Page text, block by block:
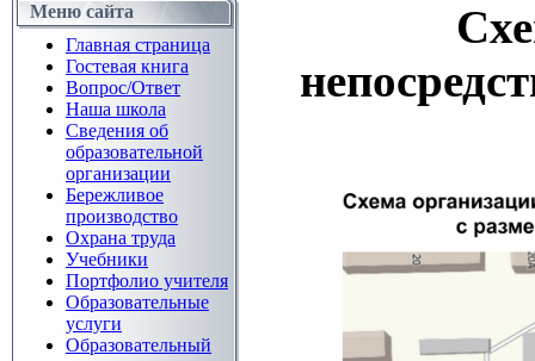
Меню сайта
Главная страница
Гостевая книга
Вопрос/Ответ
Наша школа
Сведения об
образовательной
организации
Бережливое
производство
Охрана труда
Учебники
Портфолио учителя
Образовательные
услуги
Образовательный